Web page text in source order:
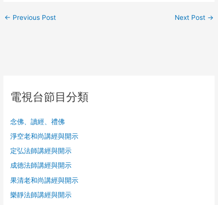
← Previous Post Next Post →
電視台節目分類
念佛、讀經、禮佛
淨空老和尚講經與開示
定弘法師講經與開示
成德法師講經與開示
果清老和尚講經與開示
樂靜法師講經與開示